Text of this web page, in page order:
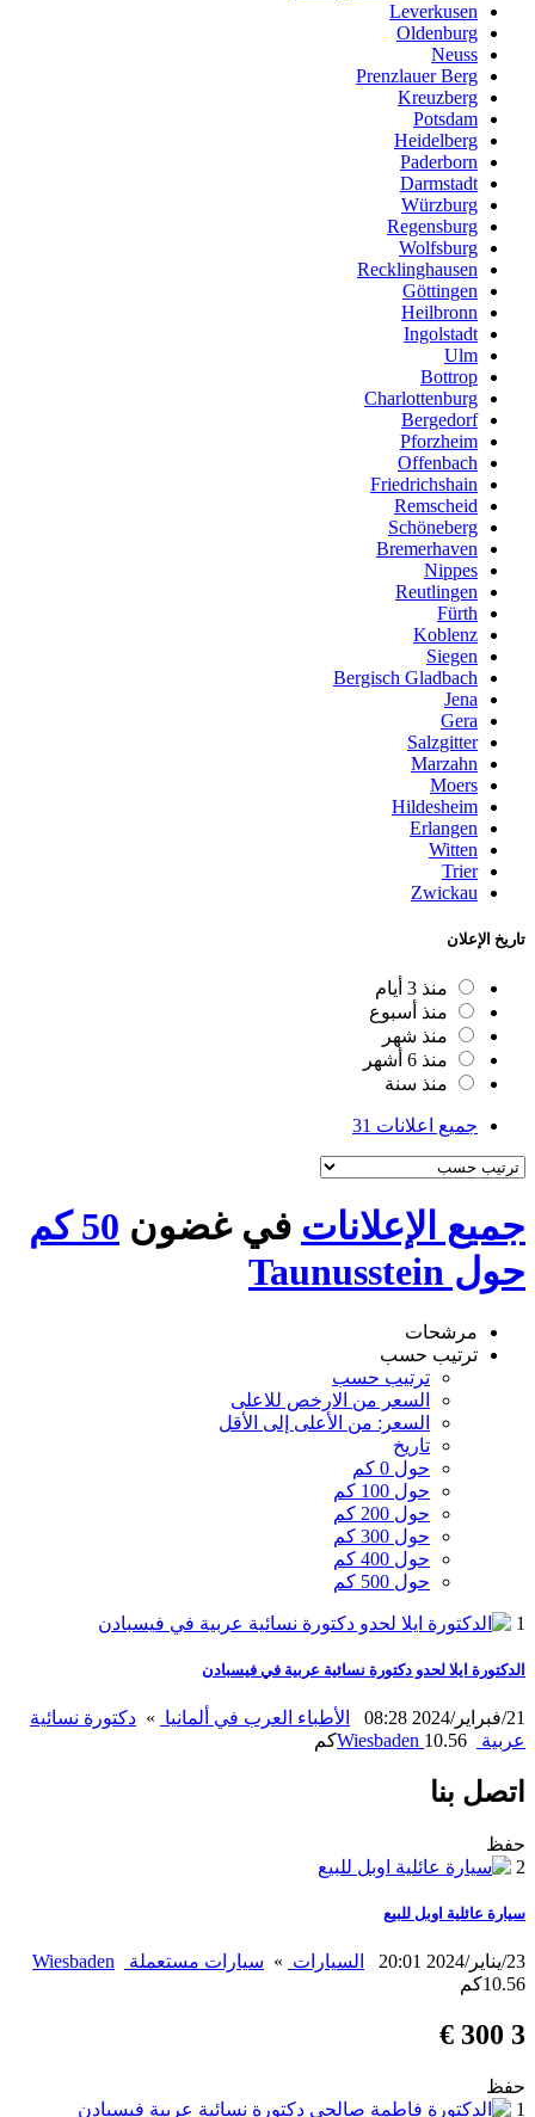
Leverkusen
Oldenburg
Neuss
Prenzlauer Berg
Kreuzberg
Potsdam
Heidelberg
Paderborn
Darmstadt
Würzburg
Regensburg
Wolfsburg
Recklinghausen
Göttingen
Heilbronn
Ingolstadt
Ulm
Bottrop
Charlottenburg
Bergedorf
Pforzheim
Offenbach
Friedrichshain
Remscheid
Schöneberg
Bremerhaven
Nippes
Reutlingen
Fürth
Koblenz
Siegen
Bergisch Gladbach
Jena
Gera
Salzgitter
Marzahn
Moers
Hildesheim
Erlangen
Witten
Trier
Zwickau
تاريخ الإعلان
منذ 3 أيام
منذ أسبوع
منذ شهر
منذ 6 أشهر
منذ سنة
جميع اعلانات 31
جميع الإعلانات في غضون
50 كم
حول Taunusstein
مرشحات
ترتيب حسب
ترتيب حسب
السعر من الارخص للاعلى
السعر: من الأعلى إلى الأقل
تاريخ
حول 0 كم
حول 100 كم
حول 200 كم
حول 300 كم
حول 400 كم
حول 500 كم
1
الدكتورة ايلا لحدو دكتورة نسائية عربية في فيسبادن
21/فبراير/2024 08:28 الأطباء العرب في ألمانيا » دكتورة نسائية
عربية
Wiesbaden 10.56كم
اتصل بنا
حفظ
2
سيارة عائلية اوبل للبيع
23/يناير/2024 20:01 السيارات » سيارات مستعملة
Wiesbaden
10.56كم
3 300 €
حفظ
1